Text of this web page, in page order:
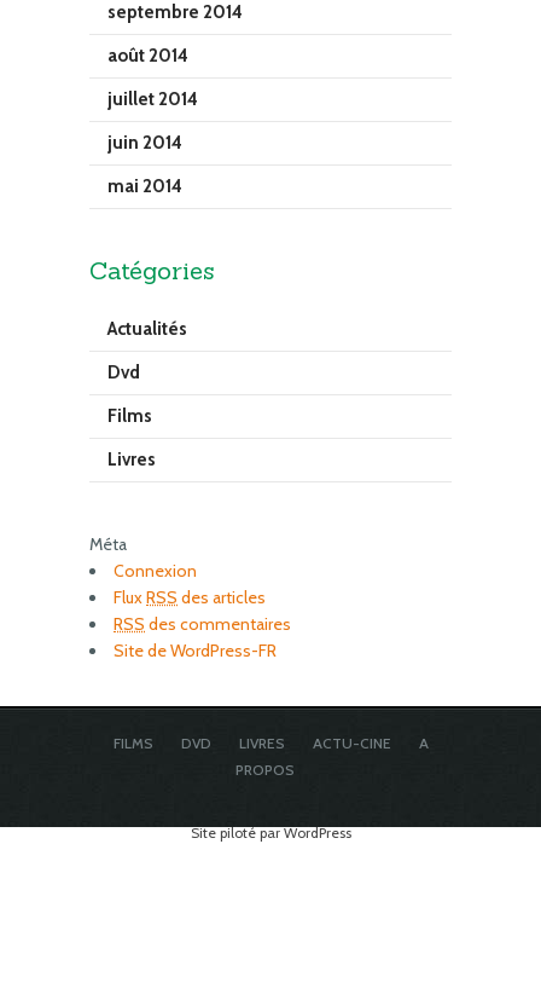
septembre 2014
août 2014
juillet 2014
juin 2014
mai 2014
Catégories
Actualités
Dvd
Films
Livres
Méta
Connexion
FluxRSS des articles
RSS des commentaires
Site de WordPress-FR
FILMS DVD LIVRES ACTU-CINE
A
PROPOS
Site piloté par WordPress